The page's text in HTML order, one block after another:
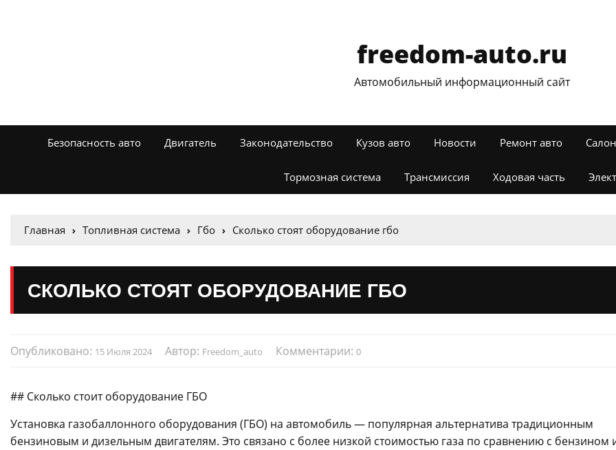
freedom-auto.ru
Автомобильный информационный сайт
Безопасность авто Двигатель Законодательство Кузов авто Новости Ремонт авто
Тормозная система Трансмиссия Ходовая часть
Главная Топливная система Гбо Сколько стоят оборудование гбо
СКОЛЬКО СТОЯТ ОБОРУДОВАНИЕ ГБО
Опубликовано: 15 Июля 2024 Автор: Freedom_auto Комментарии: 0
## Сколько стоит оборудование ГБО
Установка газобаллонного оборудования (ГБО) на автомобиль — популярная альтернатива традиционным
бензиновым и дизельным двигателям. Это связано с более низкой стоимостью газа по сравнению с бензином